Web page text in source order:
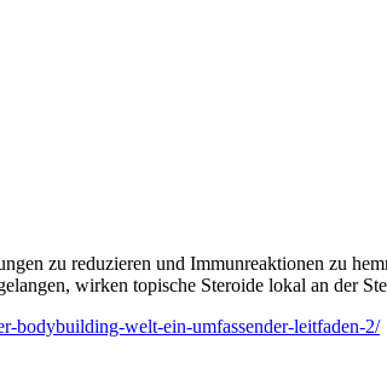
zu reduzieren und Immunreaktionen zu
wirken topische Steroide lokal an der
bodybuilding-welt-ein-umfassender-leitfaden-2/